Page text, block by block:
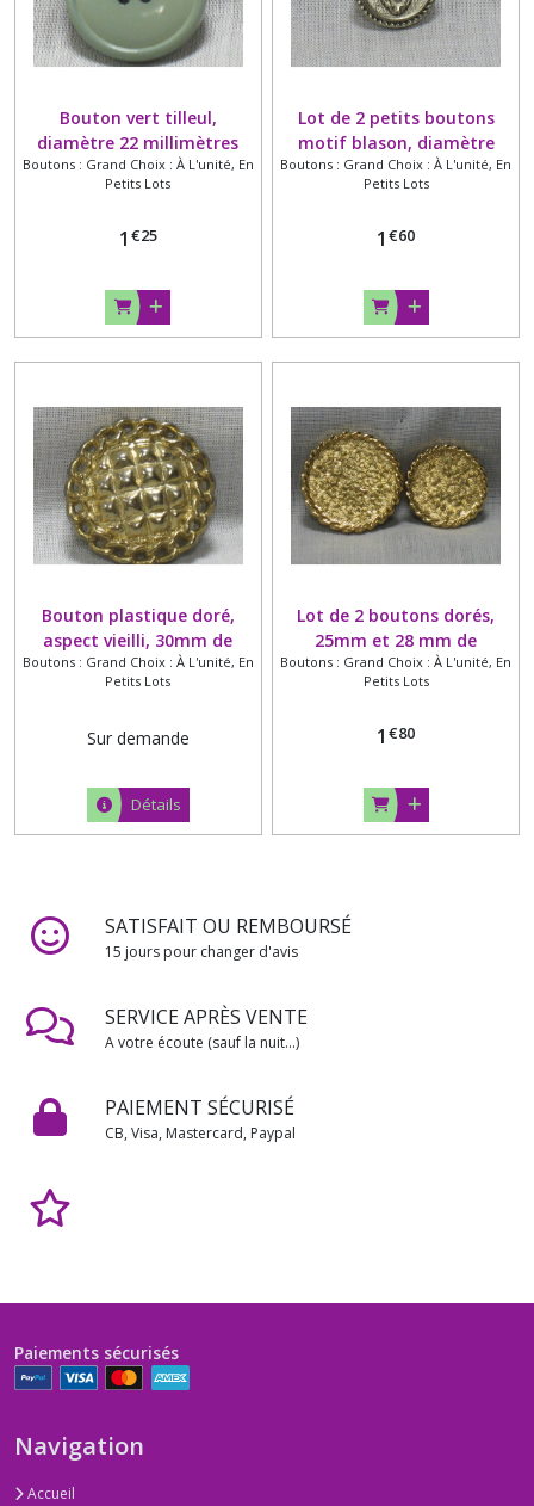
Bouton vert tilleul,
diamètre 22 millimètres
Boutons : Grand Choix : À L'unité, En
Petits Lots
1 €25
Lot de 2 petits boutons
motif blason, diamètre
14mm
Boutons : Grand Choix : À L'unité, En
Petits Lots
1 €60
Bouton plastique doré,
aspect vieilli, 30mm de
diamètre
Boutons : Grand Choix : À L'unité, En
Petits Lots
Sur demande
Détails
Lot de 2 boutons dorés,
25mm et 28 mm de
diamètre
Boutons : Grand Choix : À L'unité, En
Petits Lots
1 €80
SATISFAIT OU REMBOURSÉ
15 jours pour changer d'avis
SERVICE APRÈS VENTE
A votre écoute (sauf la nuit...)
PAIEMENT SÉCURISÉ
CB, Visa, Mastercard, Paypal
Paiements sécurisés
Navigation
Accueil